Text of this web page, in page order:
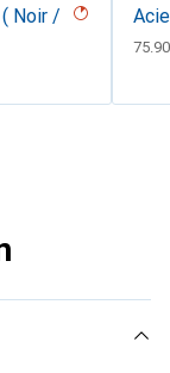
Noir /
CHF
75.90